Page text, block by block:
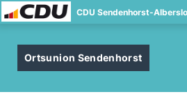
CDU Sendenhorst-
Ortsunion Sendenhorst